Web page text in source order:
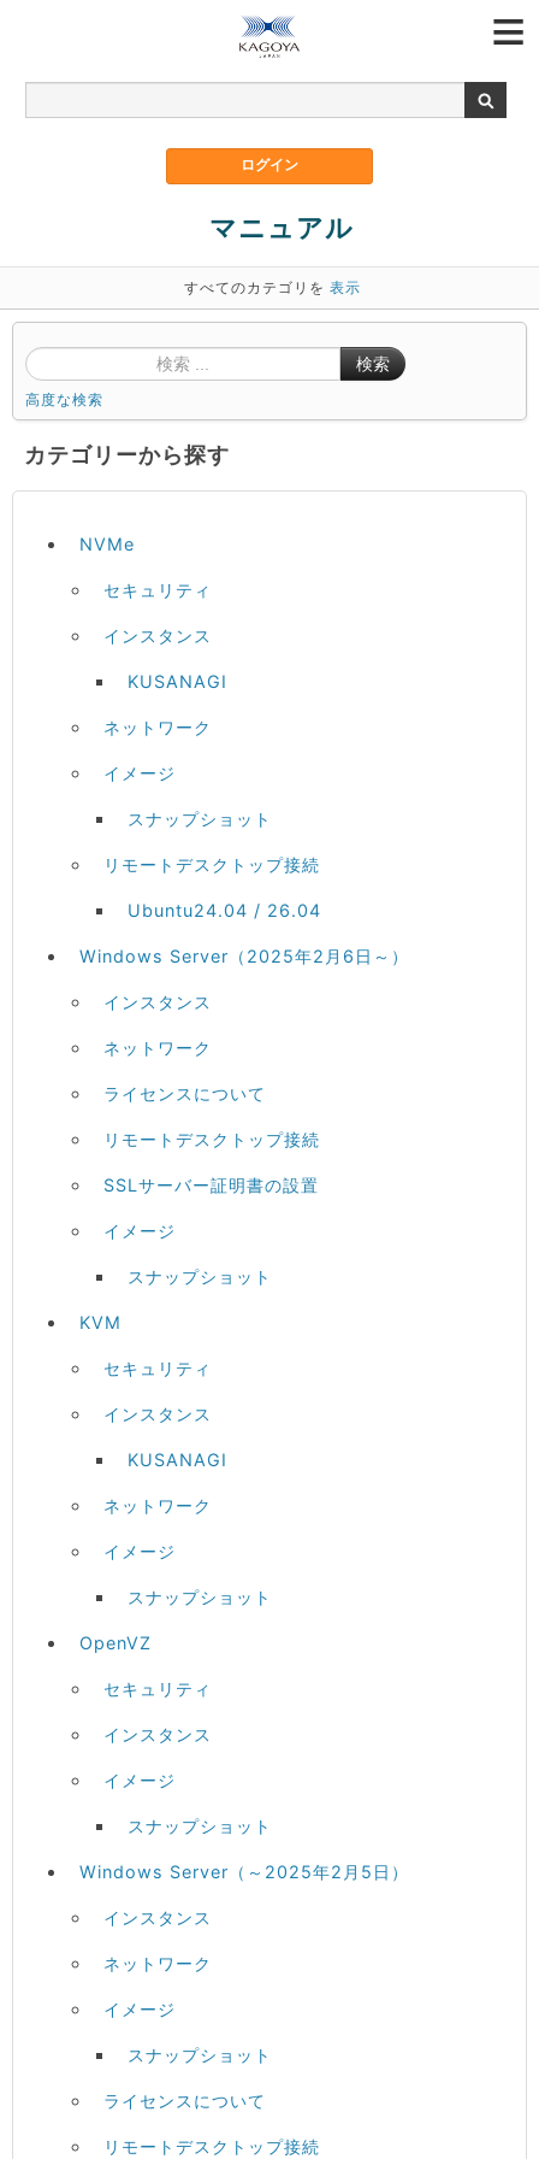
マニュアル
すべてのカテゴリを 表示
検索
高度な検索
カテゴリーから探す
NVMe
セキュリティ
インスタンス
KUSANAGI
ネットワーク
イメージ
スナップショット
リモートデスクトップ接続
Ubuntu24.04 / 26.04
Windows Server（2025年2月6日～）
インスタンス
ネットワーク
ライセンスについて
リモートデスクトップ接続
SSLサーバー証明書の設置
イメージ
スナップショット
KVM
セキュリティ
インスタンス
KUSANAGI
ネットワーク
イメージ
スナップショット
OpenVZ
セキュリティ
インスタンス
イメージ
スナップショット
Windows Server（～2025年2月5日）
インスタンス
ネットワーク
イメージ
スナップショット
ライセンスについて
リモートデスクトップ接続